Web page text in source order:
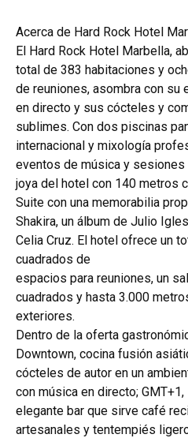
Acerca de Hard Rock Hotel
El Hard Rock Hotel Marbella,
total de 383 habitaciones y
de reuniones, asombra con
en directo y sus cócteles y
sublimes. Con dos piscinas
internacional y mixología
eventos de música y
joya del hotel con 140 metros
Suite con una memorabilia
Shakira, un álbum de Julio
Celia Cruz. El hotel ofrece un
cuadrados de
espacios para reuniones, un
cuadrados y hasta 3.000
exteriores.
Dentro de la oferta
Downtown, cocina fusión
cócteles de autor en un
con música en directo; GMT+1,
elegante bar que sirve café
artesanales y tentempiés